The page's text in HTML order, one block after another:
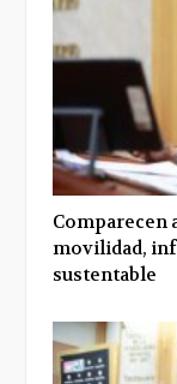
Comparecen
movilidad,
sustentable